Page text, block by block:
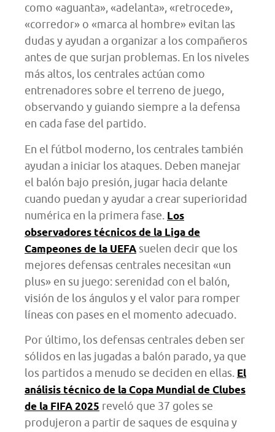
como «aguanta», «adelanta», «retrocede»,
«corredor» o «marca al hombre» evitan las
dudas y ayudan a organizar a los compañeros
antes de que surjan problemas. En los niveles
más altos, los centrales actúan como
entrenadores sobre el terreno de juego,
observando y guiando siempre a la defensa
en cada fase del partido.
En el fútbol moderno, los centrales también
ayudan a iniciar los ataques. Deben manejar
el balón bajo presión, jugar hacia delante
cuando puedan y ayudar a crear superioridad
numérica en la primera fase. Los
observadores técnicos de la Liga de
Campeones de la UEFA suelen decir que los
mejores defensas centrales necesitan «un
plus» en su juego: serenidad con el balón,
visión de los ángulos y el valor para romper
líneas con pases en el momento adecuado.
Por último, los defensas centrales deben ser
sólidos en las jugadas a balón parado, ya que
los partidos a menudo se deciden en ellas. El
análisis técnico de la Copa Mundial de Clubes
de la FIFA 2025 reveló que 37 goles se
produjeron a partir de saques de esquina y